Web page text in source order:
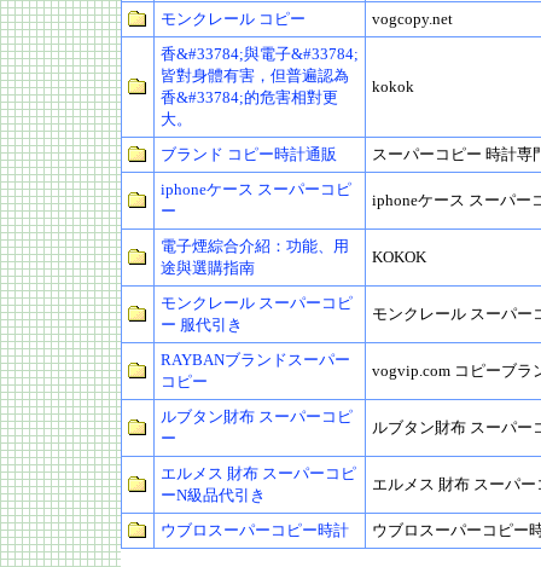
モンクレール コピー
vogcopy.net
香&#33784;與電子&#33784;
皆對身體有害，但普遍認為
香&#33784;的危害相對更
大。
kokok
ブランド コピー時計通販
スーパーコピー 時計専
iphoneケース スーパーコピ
ー
iphoneケース スーパー
電子煙綜合介紹：功能、用
途與選購指南
KOKOK
モンクレール スーパーコピ
ー 服代引き
モンクレール スーパー
RAYBANブランドスーパー
コピー
vogvip.com コピーブラ
ルブタン財布 スーパーコピ
ー
ルブタン財布 スーパー
エルメス 財布 スーパーコピ
ーN級品代引き
エルメス 財布 スーパ
ウブロスーパーコピー時計 ウブロスーパーコピー